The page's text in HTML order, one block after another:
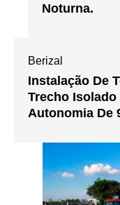
Noturna.
Berizal
Instalação De
Trecho Isolado
Autonomia De